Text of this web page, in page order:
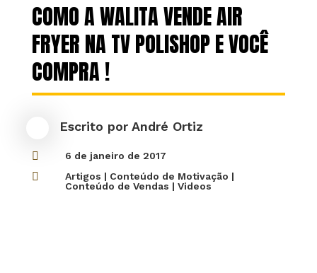
COMO A WALITA VENDE AIR
FRYER NA TV POLISHOP E VOCÊ
COMPRA !
Escrito por André Ortiz
 6 de janeiro de 2017
 Artigos | Conteúdo de Motivação |
Conteúdo de Vendas | Videos